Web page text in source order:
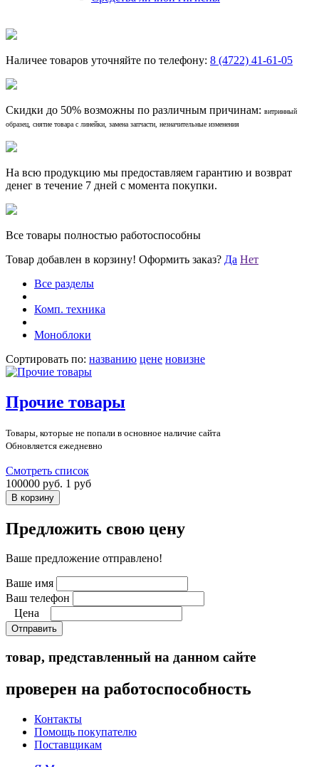
Наличее товаров уточняйте по телефону: 8 (4722) 41-61-05
Скидки до 50% возможны по различным причинам: витринный
образец, снятие товара с линейки, замена запчасти, незначительные изменения
На всю продукцию мы предоставляем гарантию и возврат
денег в течение 7 дней с момента покупки.
Все товары полностью работоспособны
Товар добавлен в корзину! Оформить заказ? Да Нет
Все разделы
Комп. техника
Моноблоки
Сортировать по: названию цене новизне
Прочие товары
Товары, которые не попали в основное наличие сайта
Обновляется ежедневно
Смотреть список
100000 руб. 1 руб
Предложить свою цену
Ваше предложение отправлено!
Ваше имя
Ваш телефон
Цена
Отправить
товар, представленный на данном сайте
проверен на работоспособность
Контакты
Помощь покупателю
Поставщикам